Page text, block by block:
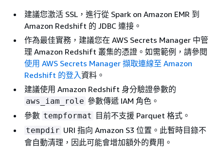
建議您激活 SSL，進行從 Spark on Amazon EMR 到
Amazon Redshift 的 JDBC 連接。
作為最佳實務，建議您在 AWS Secrets Manager 中管
理 Amazon Redshift 叢集的憑證。如需範例，請參閱
使用 AWS Secrets Manager 擷取連線至 Amazon
Redshift 的登入資料。
建議使用 Amazon Redshift 身分驗證參數的
aws_iam_role 參數傳遞 IAM 角色。
參數 tempformat 目前不支援 Parquet 格式。
tempdir URI 指向 Amazon S3 位置。此暫時目錄不
會自動清理，因此可能會增加額外的費用。